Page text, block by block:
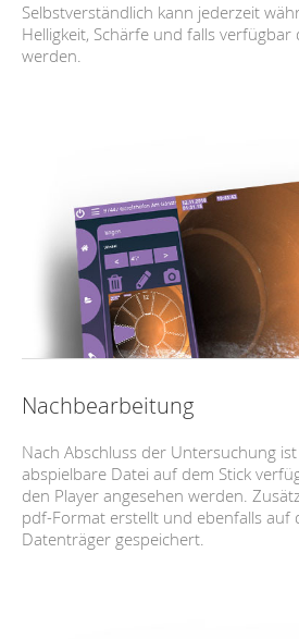
Selbstverständlich kann jederzeit
Helligkeit, Schärfe und falls
werden.
Nachbearbeitung
Nach Abschluss der Untersuchung
abspielbare Datei auf dem Stick
den Player angesehen werden.
pdf-Format erstellt und ebenfalls auf
Datenträger gespeichert.